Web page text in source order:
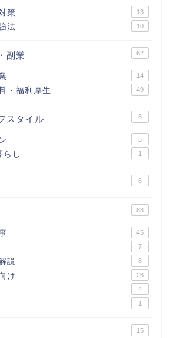
策 13
法 10
副業 62
14
・福利厚生 49
スタイル 6
5
らし 1
6
83
45
7
説 8
け 28
4
1
15